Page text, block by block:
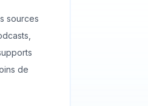
sources
de